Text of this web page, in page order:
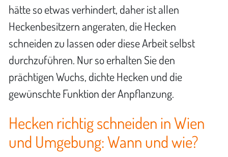
hätte so etwas verhindert, daher ist allen
Heckenbesitzern angeraten, die Hecken
schneiden zu lassen oder diese Arbeit selbst
durchzuführen. Nur so erhalten Sie den
prächtigen Wuchs, dichte Hecken und die
gewünschte Funktion der Anpflanzung.
Hecken richtig schneiden in Wien
und Umgebung: Wann und wie?